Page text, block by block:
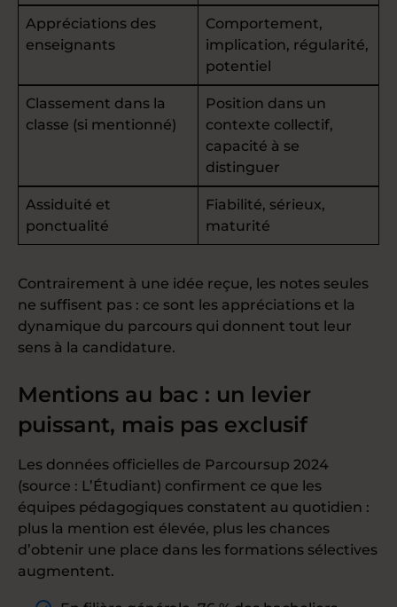
Appréciations des
enseignants
Comportement,
implication, régularité,
potentiel
Classement dans la
classe (si mentionné)
Position dans un
contexte collectif,
capacité à se
distinguer
Assiduité et
ponctualité
Fiabilité, sérieux,
maturité
Contrairement à une idée reçue, les notes seules
ne suffisent pas : ce sont les appréciations et la
dynamique du parcours qui donnent tout leur
sens à la candidature.
Mentions au bac : un levier
puissant, mais pas exclusif
Les données officielles de Parcoursup 2024
(source : L’Étudiant) confirment ce que les
équipes pédagogiques constatent au quotidien :
plus la mention est élevée, plus les chances
d’obtenir une place dans les formations sélectives
augmentent.